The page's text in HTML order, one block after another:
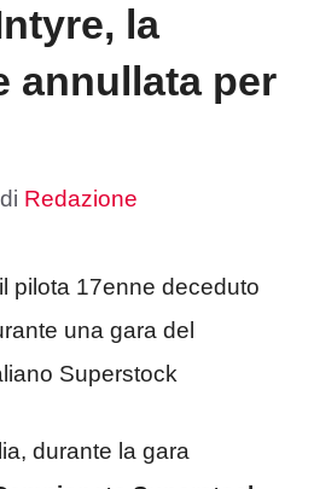
la
annullata per
di Redazione
durante la gara